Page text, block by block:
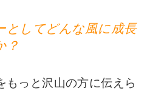
としてどんな風に成長
？
もっと沢山の方に伝えら